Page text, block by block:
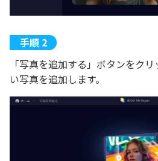
「写真を追加する」ボタンをク
い写真を追加します。